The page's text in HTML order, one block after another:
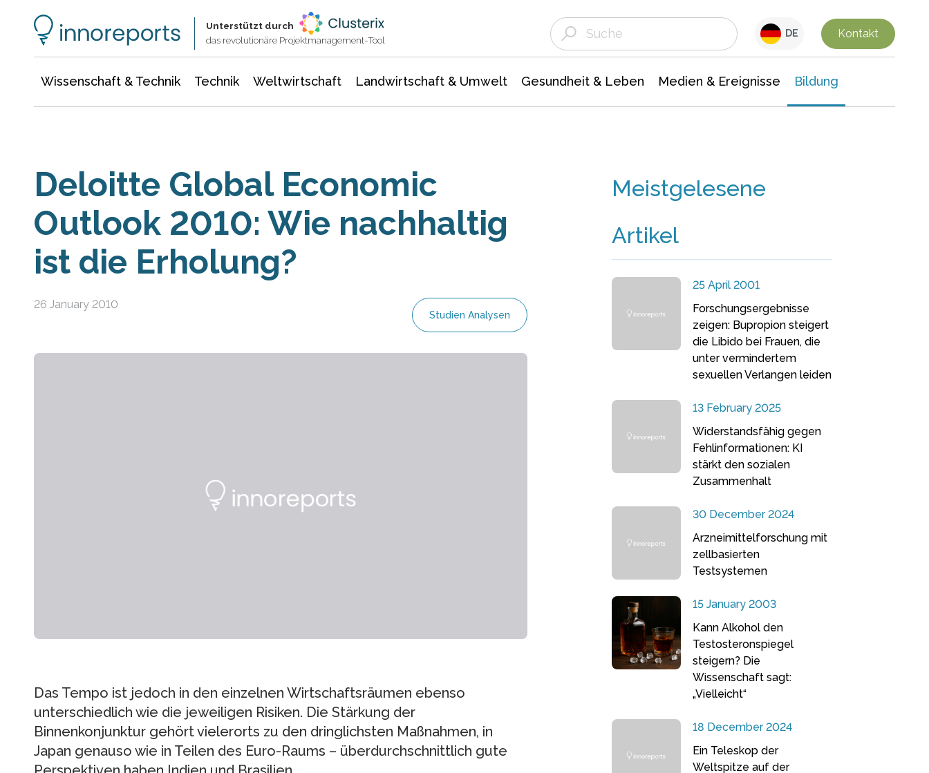
Unterstützt durch
das revolutionäre Projektmanagement-Tool
DE Kontakt
Wissenschaft & Technik Technik Weltwirtschaft Landwirtschaft & Umwelt Gesundheit & Leben Medien & Ereignisse Bildung
Deloitte Global Economic
Outlook 2010: Wie nachhaltig
ist die Erholung?
26 January 2010
Studien Analysen
Das Tempo ist jedoch in den einzelnen Wirtschaftsräumen ebenso
unterschiedlich wie die jeweiligen Risiken. Die Stärkung der
Binnenkonjunktur gehört vielerorts zu den dringlichsten Maßnahmen, in
Japan genauso wie in Teilen des Euro-Raums – überdurchschnittlich gute
Meistgelesene
Artikel
25 April 2001
Forschungsergebnisse
zeigen: Bupropion steigert
die Libido bei Frauen, die
unter vermindertem
sexuellen Verlangen leiden
13 February 2025
Widerstandsfähig gegen
Fehlinformationen: KI
stärkt den sozialen
Zusammenhalt
30 December 2024
Arzneimittelforschung mit
zellbasierten
Testsystemen
15 January 2003
Kann Alkohol den
Testosteronspiegel
steigern? Die
Wissenschaft sagt:
„Vielleicht“
18 December 2024
Ein Teleskop der
Weltspitze auf der